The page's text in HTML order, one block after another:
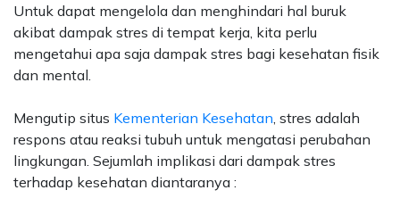
Untuk dapat mengelola dan menghindari hal buruk
akibat dampak stres di tempat kerja, kita perlu
mengetahui apa saja dampak stres bagi kesehatan fisik
dan mental.
Mengutip situs Kementerian Kesehatan , stres adalah
respons atau reaksi tubuh untuk mengatasi perubahan
lingkungan. Sejumlah implikasi dari dampak stres
terhadap kesehatan diantaranya :